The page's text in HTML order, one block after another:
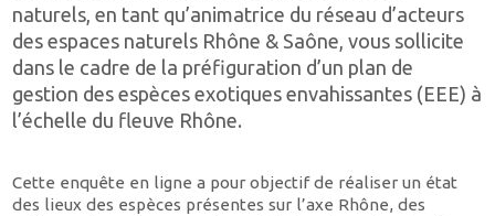
naturels, en tant qu’animatrice du réseau d’acteurs
des espaces naturels Rhône & Saône, vous sollicite
dans le cadre de la préfiguration d’un plan de
gestion des espèces exotiques envahissantes (EEE) à
l’échelle du fleuve Rhône.
Cette enquête en ligne a pour objectif de réaliser un état
des lieux des espèces présentes sur l’axe Rhône, des